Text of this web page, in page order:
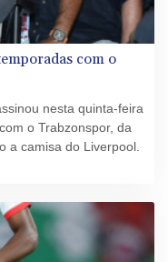
com o
nesta quinta-feira
o Trabzonspor, da
a camisa do Liverpool.